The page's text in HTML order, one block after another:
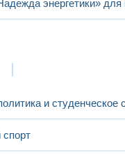
энергетики» для
и студенческое
спорт